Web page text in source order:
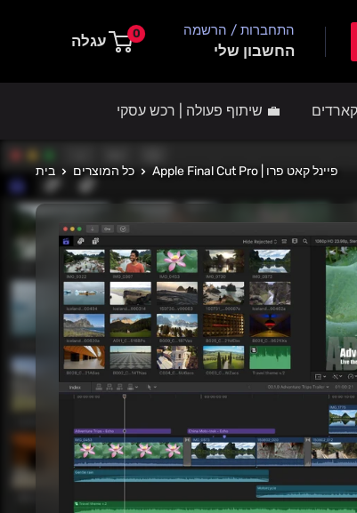
התחברות / הרשמה
החשבון שלי
0 עגלה
💼 שיתוף פעולה | רכש עסקי
בית כל המוצרים Apple Final Cut Pro | פיינל קאט פרו